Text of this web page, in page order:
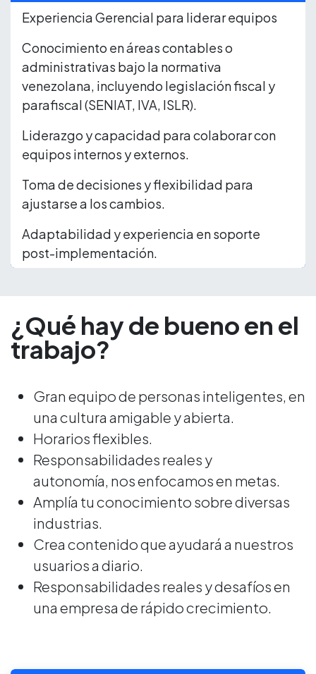
Experiencia Gerencial para liderar equipos
Conocimiento en áreas contables o
administrativas bajo la normativa
venezolana, incluyendo legislación fiscal y
parafiscal (SENIAT, IVA, ISLR).
Liderazgo y capacidad para colaborar con
equipos internos y externos.
Toma de decisiones y flexibilidad para
ajustarse a los cambios.
Adaptabilidad y experiencia en soporte
post-implementación.
¿Qué hay de bueno en el
trabajo?
Gran equipo de personas inteligentes, en
una cultura amigable y abierta.
Horarios flexibles.
Responsabilidades reales y
autonomía, nos enfocamos en metas.
Amplía tu conocimiento sobre diversas
industrias.
Crea contenido que ayudará a nuestros
usuarios a diario.
Responsabilidades reales y desafíos en
una empresa de rápido crecimiento.